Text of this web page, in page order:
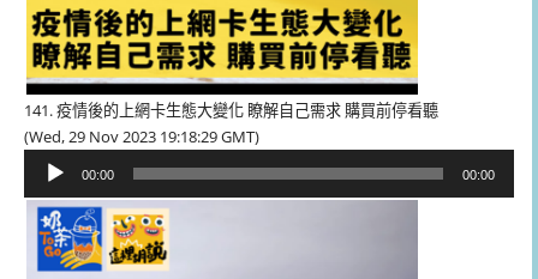
141. 疫情後的上網卡生態大變化 瞭解自己需求 購買前停看聽
(Wed, 29 Nov 2023 19:18:29 GMT)
播
器
00:00 00:00